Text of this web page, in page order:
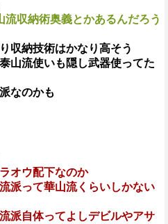
収納術奥義とかあるんだろう
収納技術はかなり高そう
山流使いも隠し武器使ってた
なのかも
オウ配下なのか
派って華山流くらいしかない
派自体ってよしデビルやアサ